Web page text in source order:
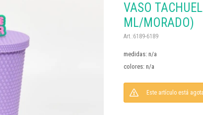
VASO
ML/MORADO)
6189-6189
medidas: n/a
colores: n/a
Este artículo está